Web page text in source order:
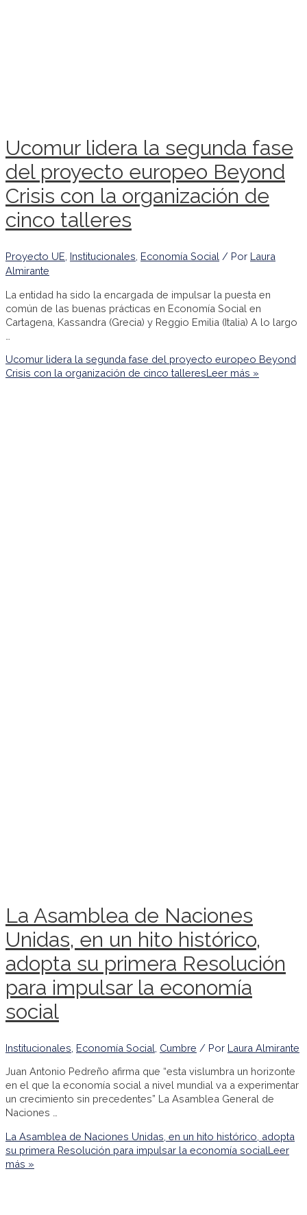
Ucomur lidera la segunda fase
del proyecto europeo Beyond
Crisis con la organización de
cinco talleres
Proyecto UE Institucionales Economía Social / Por Laura
Almirante
La entidad ha sido la encargada de impulsar la puesta en
común de las buenas prácticas en Economía Social en
Cartagena, Kassandra (Grecia) y Reggio Emilia (Italia) A lo largo
Ucomur lidera la segunda fase del proyecto europeo Beyond
Crisis con la organización de cinco talleresLeer más »
La Asamblea de Naciones
Unidas, en un hito histórico,
adopta su primera Resolución
para impulsar la economía
social
Institucionales Economía Social Cumbre / Por Laura Almirante
Juan Antonio Pedreño afirma que “esta vislumbra un horizonte
en el que la economía social a nivel mundial va a experimentar
un crecimiento sin precedentes” La Asamblea General de
Naciones …
La Asamblea de Naciones Unidas, en un hito histórico, adopta
su primera Resolución para impulsar la economía socialLeer
más »